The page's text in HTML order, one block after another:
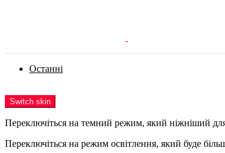
Останні
Switch skin
Переключіться на темний режим, який ніжніший
Переключіться на режим освітлення, який буде